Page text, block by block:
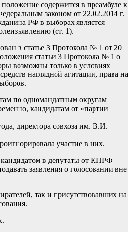
содержится в преамбуле к
законом от 22.02.2014 г.
РФ в выборах является
(ст. 1).
в статье 3 Протокола № 1 от 20
статьи 3 Протокола № 1 о
возможны только в условиях
наглядной агитации, права на
по одномандатным округам
кандидатам от «партии
директора совхоза им. В.И.
участие в них.
кандидатом в депутаты от КПРФ
заявления о голосовании вне
так и присутствовавших на